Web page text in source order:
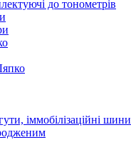
до тонометрів
іммобілізаційні шини